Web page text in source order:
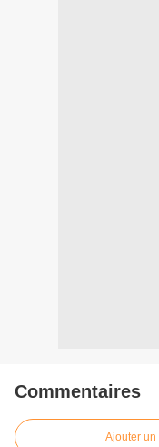
Commentaires
Ajouter un